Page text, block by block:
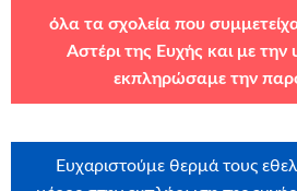
όλα τα σχολεία που
Αστέρι της Ευχής και με την
εκπληρώσαμε την
Ευχαριστούμε θερμά τους